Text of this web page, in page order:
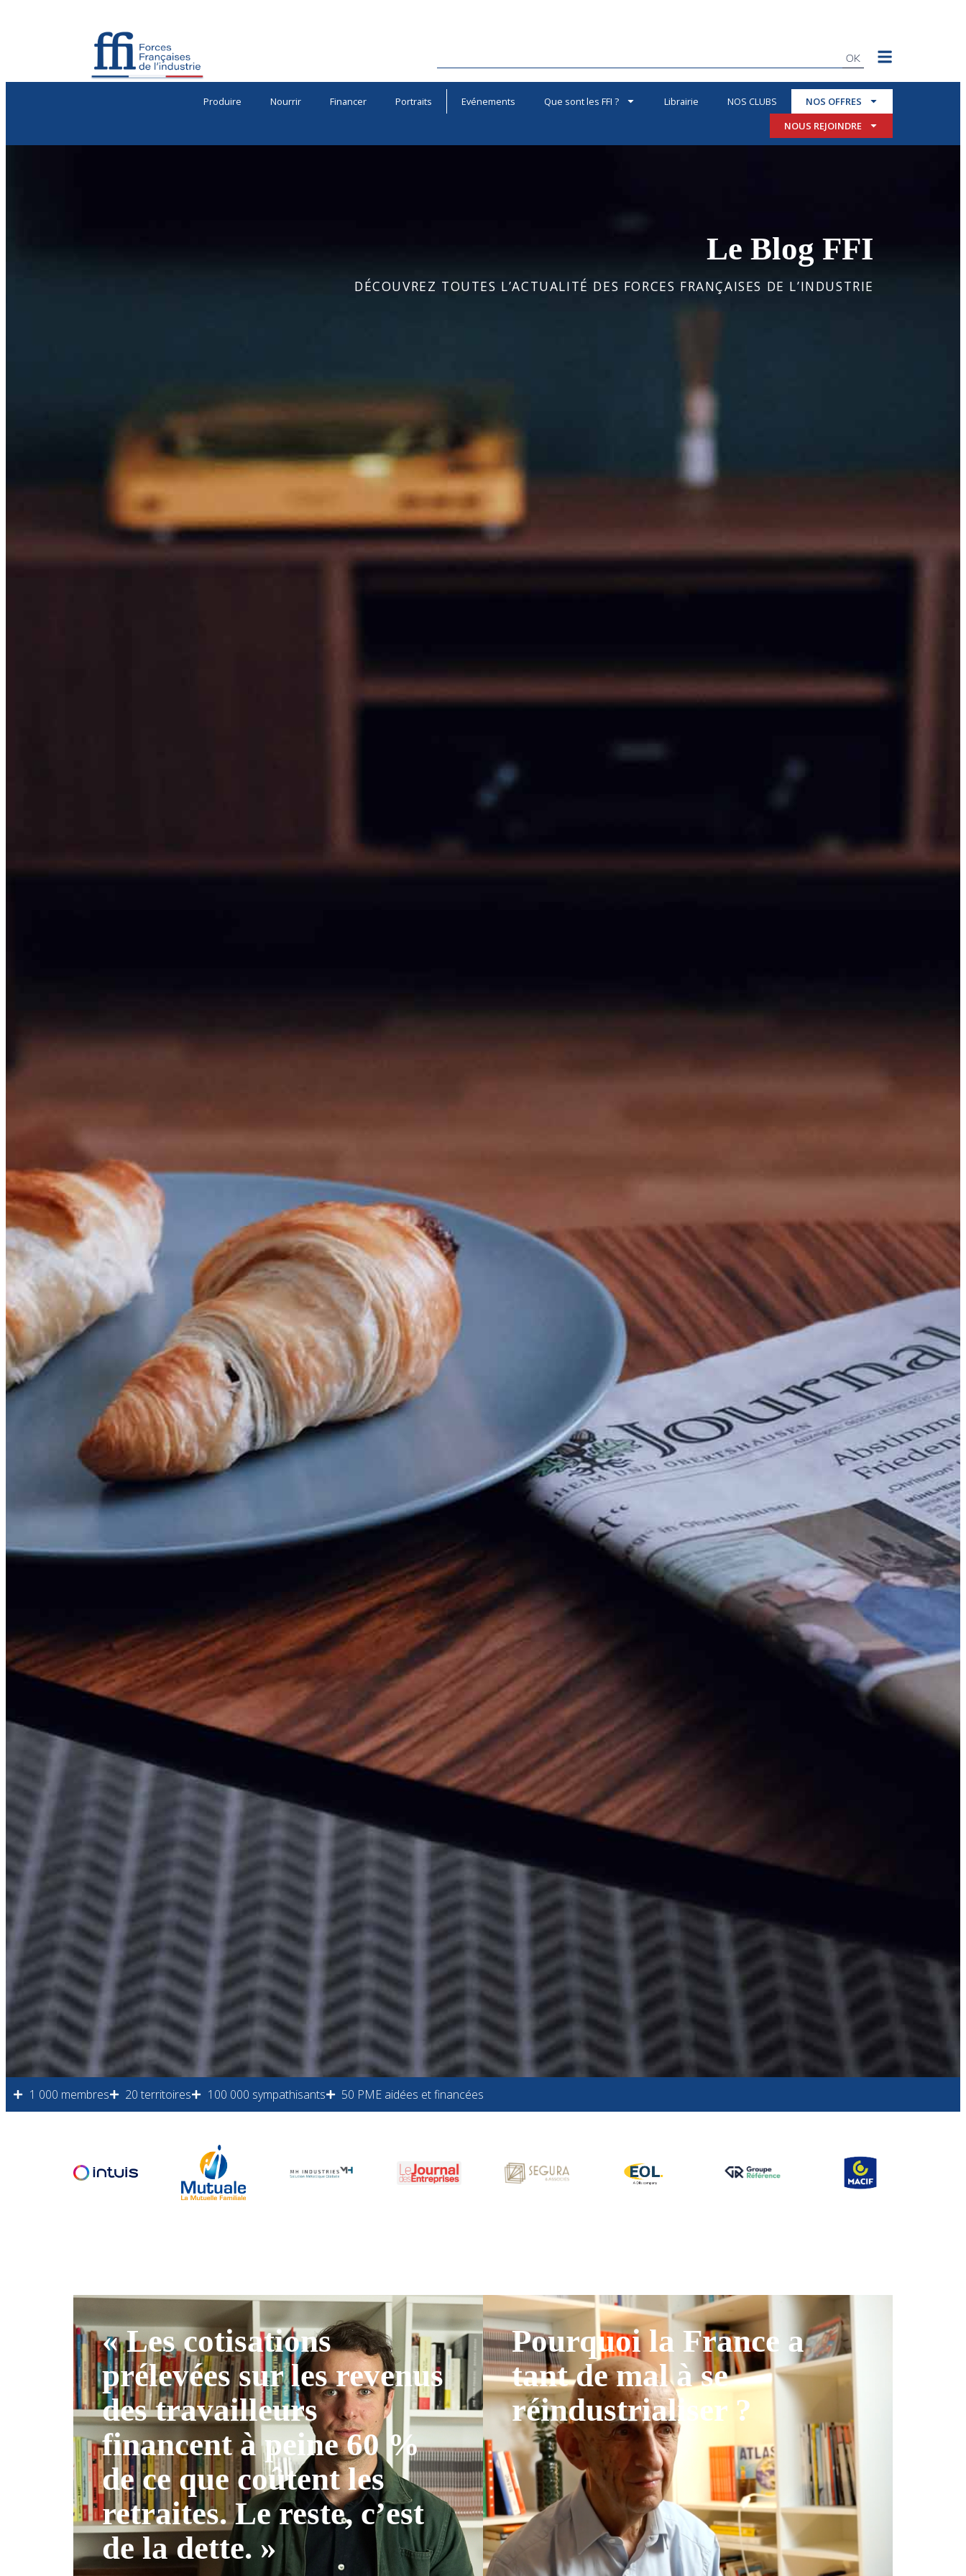
OK
Produire Nourrir Financer Portraits Evénements Que sont les FFI ? Librairie NOS CLUBS
NOS OFFRES
NOUS REJOINDRE
Le Blog FFI
DÉCOUVREZ TOUTES L’ACTUALITÉ DES FORCES FRANÇAISES DE L’INDUSTRIE
1 000 membres 20 territoires 100 000 sympathisants 50 PME aidées et financées
« Les cotisations
prélevées sur les revenus
des travailleurs
financent à peine 60 %
de ce que coûtent les
retraites. Le reste, c’est
de la dette. »
Pourquoi la France a
tant de mal à se
réindustrialiser ?